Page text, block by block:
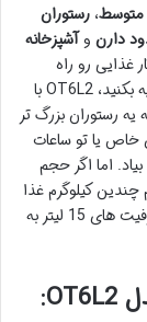
، رستوران
دارن وآشپزخانه
غذایی رو راه
میندازید و نمی خواید هزینه زیادی برای تجهیزات اولیه بکنید، OT6L2 با
یه رستوران بزرگ تر
خاص یا تو ساعات
اما اگر حجم
کیلوگرم غذا
رو سرخ می کنید، بهتره به فکر مدل های ایستاده با ظرفیت های 15 لیتر به
راهنمای خرید سرخ کن صنعتی مدل OT6L2: